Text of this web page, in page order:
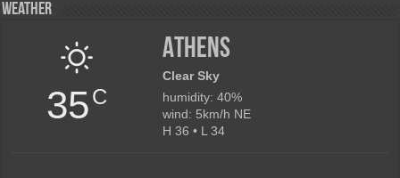
Weather
35C
Athens
Clear Sky
humidity: 40%
wind: 5km/h NE
H 36 • L 34